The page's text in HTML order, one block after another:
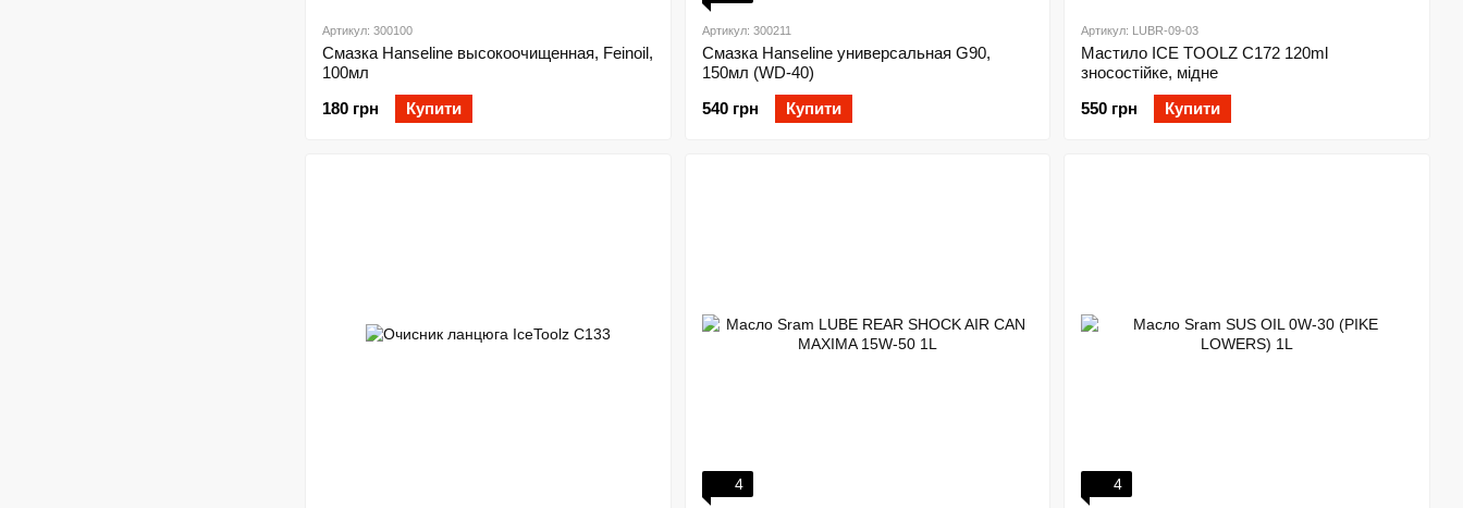
Артикул: 300100
Смазка Hanseline высокоочищенная, Feinoil,
100мл
180 грн
Купити
Артикул: 300211
Смазка Hanseline универсальная G90,
150мл (WD-40)
540 грн
Купити
Артикул: LUBR-09-03
Мастило ICE TOOLZ C172 120ml
зносостійке, мідне
550 грн
Купити
4 4